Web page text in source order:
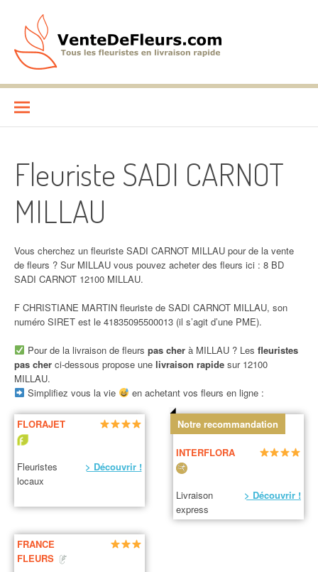
contenu
VenteDeFleurs.com
Fleuriste SADI CARNOT
MILLAU
Vous cherchez un fleuriste SADI CARNOT MILLAU pour de la vente
de fleurs ? Sur MILLAU vous pouvez acheter des fleurs ici : 8 BD
SADI CARNOT 12100 MILLAU.
F CHRISTIANE MARTIN fleuriste de SADI CARNOT MILLAU, son
numéro SIRET est le 41835095500013 (il s’agit d’une PME).
Pour de la livraison de fleurs pas cherà MILLAU ? Les fleuristes
pas cher ci-dessous propose une livraison rapide sur 12100
MILLAU.
Simplifiez vous la vie
en achetant vos fleurs en ligne :
FLORAJET
Fleuristes
locaux
> Découvrir !
Notre recommandation
INTERFLORA
Livraison
express
> Découvrir !
FRANCE
FLEURS